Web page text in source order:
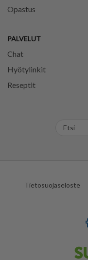
Opastus
PALVELUT
Chat
Hyötylinkit
Reseptit
Tietosuojaseloste